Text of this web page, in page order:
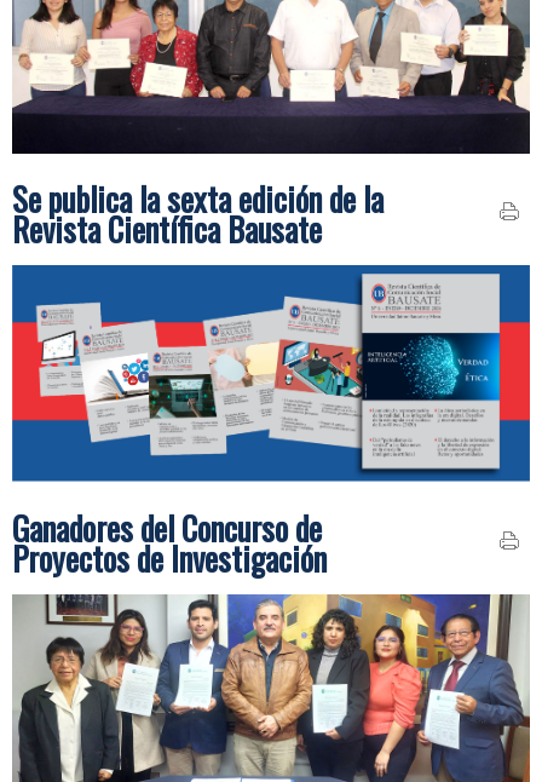
Se publica la sexta edición de la
Revista Científica Bausate
Ganadores del Concurso de
Proyectos de Investigación